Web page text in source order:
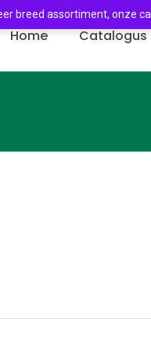
Home Catalogus
breed assortiment, onze